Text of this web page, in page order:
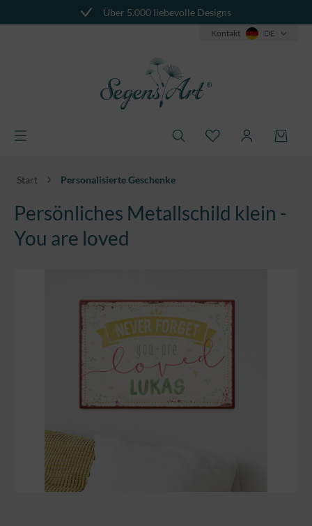
Über 5.000 liebevolle Designs
Kontakt DE
Start Personalisierte Geschenke
Persönliches Metallschild klein -
You are loved